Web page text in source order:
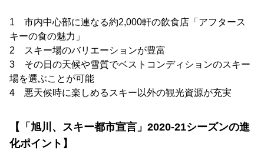
1 市内中心部に連なる約2,000軒の飲食店「アフタース
キーの食の魅力」
2 スキー場のバリエーションが豊富
3 その日の天候や雪質でベストコンディションのスキー
場を選ぶことが可能
4 悪天候時に楽しめるスキー以外の観光資源が充実
【「旭川、スキー都市宣言」2020-21シーズンの進
化ポイント】